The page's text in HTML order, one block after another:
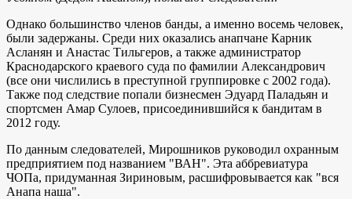
Однако большинство членов банды, а именно восемь человек,
были задержаны. Среди них оказались анапчане Карник
Асланян и Анастас Тильгеров, а также администратор
Краснодарского краевого суда по фамилии Александрович
(все они числились в преступной группировке с 2002 года).
Также под следствие попали бизнесмен Эдуард Паладьян и
спортсмен Амар Сулоев, присоединившийся к бандитам в
2012 году.
По данным следователей, Мирошников руководил охранным
предприятием под названием "ВАН". Эта аббревиатура
ЧОПа, придуманная Зириновым, расшифровывается как "вся
Анапа наша".